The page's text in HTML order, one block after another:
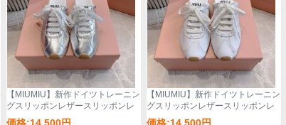
【MIUMIU】新作ドイツトレーニン
グスリッポンレザースリッポンレ
ディース
【MIUMIU】新作ドイツトレーニン
グスリッポンレザースリッポンレ
ディース